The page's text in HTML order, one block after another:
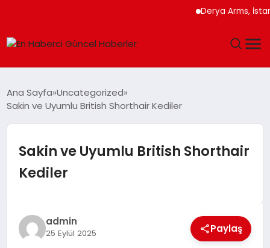
Derya Arms, İstanbul
SAĞLIK
TEKNOLOJI
DÜNYA
Ana Sayfa Uncategorized
Sakin ve Uyumlu British Shorthair Kediler
Sakin ve Uyumlu British Shorthair
Kediler
admin
25 Eylül 2025 Paylaş